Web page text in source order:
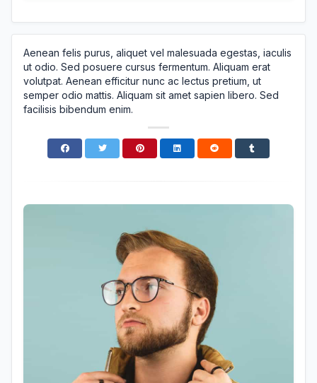
Aenean felis purus, aliquet vel malesuada egestas, iaculis
ut odio. Sed posuere cursus fermentum. Aliquam erat
volutpat. Aenean efficitur nunc ac lectus pretium, ut
semper odio mattis. Aliquam sit amet sapien libero. Sed
facilisis bibendum enim.